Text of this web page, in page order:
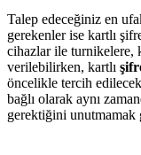
Talep edeceğiniz en
gerekenler ise kartlı
cihazlar ile turnikelere,
verilebilirken, kartlı
öncelikle tercih edilecek
bağlı olarak aynı
gerektiğini unutmamak